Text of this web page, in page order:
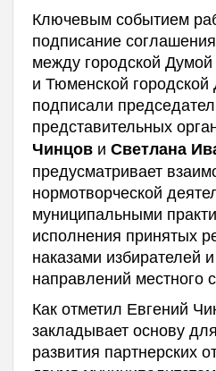
Ключевым событием
подписание
между городской
и Тюменской
подписали
представительных
Чинцови Светлана
предусматривает
нормотворческой
муниципальными
исполнения принятых
наказами избирателей
направлений местного
Как отметил Евгений
закладывает основу
развития партнерских